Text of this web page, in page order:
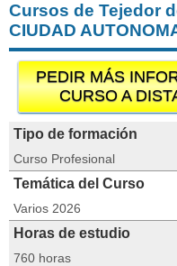
Cursos de Tejedor
CIUDAD
PEDIR MÁS
CURSO A
Tipo de formación
Curso Profesional
Temática del Curso
Varios 2026
Horas de estudio
760 horas